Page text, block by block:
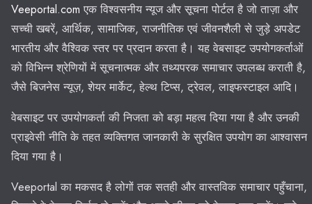
Veeportal.com एक विश्वसनीय न्यूज और सूचना पोर्टल है जो ताज़ा और
सच्ची खबरें, आर्थिक, सामाजिक, राजनीतिक एवं जीवनशैली से जुड़े अपडेट
भारतीय और वैश्विक स्तर पर प्रदान करता है। यह वेबसाइट उपयोगकर्ताओं
को विभिन्न श्रेणियों में सूचनात्मक और तथ्यपरक समाचार उपलब्ध कराती है,
जैसे बिजनेस न्यूज़, शेयर मार्केट, हेल्थ टिप्स, ट्रेवल, लाइफस्टाइल आदि।
वेबसाइट पर उपयोगकर्ता की निजता को बड़ा महत्व दिया गया है और उनकी
प्राइवेसी नीति के तहत व्यक्तिगत जानकारी के सुरक्षित उपयोग का आश्वासन
दिया गया है।
Veeportal का मकसद है लोगों तक सतही और वास्तविक समाचार पहुँचाना,